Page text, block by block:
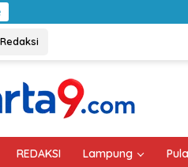
Pemkab Lampung
REDAKSI Lampung